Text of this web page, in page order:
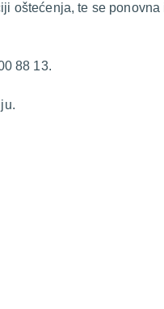
oštećenja, te se
88 13.